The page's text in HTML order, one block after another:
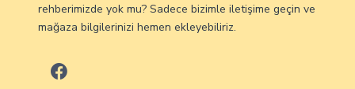
rehberimizde yok mu? Sadece bizimle iletişime geçin ve
mağaza bilgilerinizi hemen ekleyebiliriz.